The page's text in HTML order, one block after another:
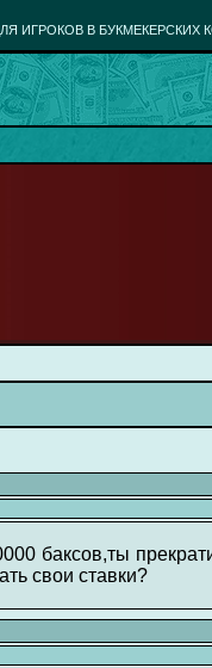
ИГРОКОВ В БУКМЕКЕРСКИХ
баксов,ты
свои ставки?